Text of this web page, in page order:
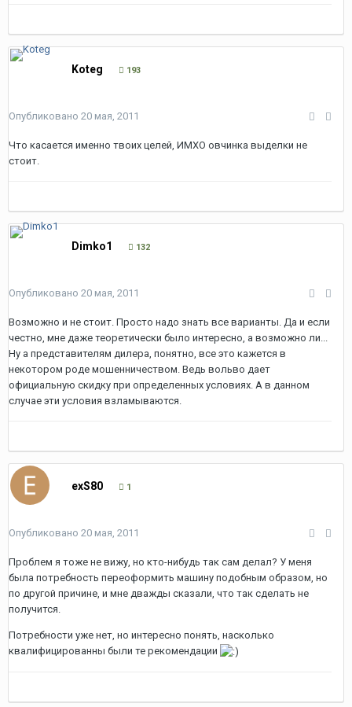
Koteg 193
Опубликовано 20 мая, 2011
Что касается именно твоих целей, ИМХО овчинка выделки не
стоит.
Dimko1 132
Опубликовано 20 мая, 2011
Возможно и не стоит. Просто надо знать все варианты. Да и если
честно, мне даже теоретически было интересно, а возможно ли...
Ну а представителям дилера, понятно, все это кажется в
некотором роде мошенничеством. Ведь вольво дает
официальную скидку при определенных условиях. А в данном
случае эти условия взламываются.
exS80 1
Опубликовано 20 мая, 2011
Проблем я тоже не вижу, но кто-нибудь так сам делал? У меня
была потребность переоформить машину подобным образом, но
по другой причине, и мне дважды сказали, что так сделать не
получится.
Потребности уже нет, но интересно понять, насколько
квалифицированны были те рекомендации